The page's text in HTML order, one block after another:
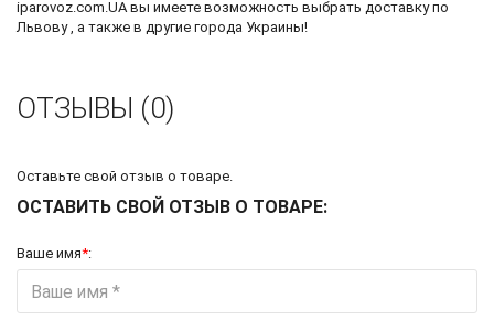
iparovoz.com.UA вы имеете возможность выбрать доставку по
Львову , а также в другие города Украины!
ОТЗЫВЫ (0)
Оставьте свой отзыв о товаре.
ОСТАВИТЬ СВОЙ ОТЗЫВ О ТОВАРЕ:
Ваше имя*: